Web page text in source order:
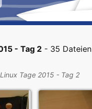
- Tag 2 - 35 Dateien
Tage 2015 - Tag 2